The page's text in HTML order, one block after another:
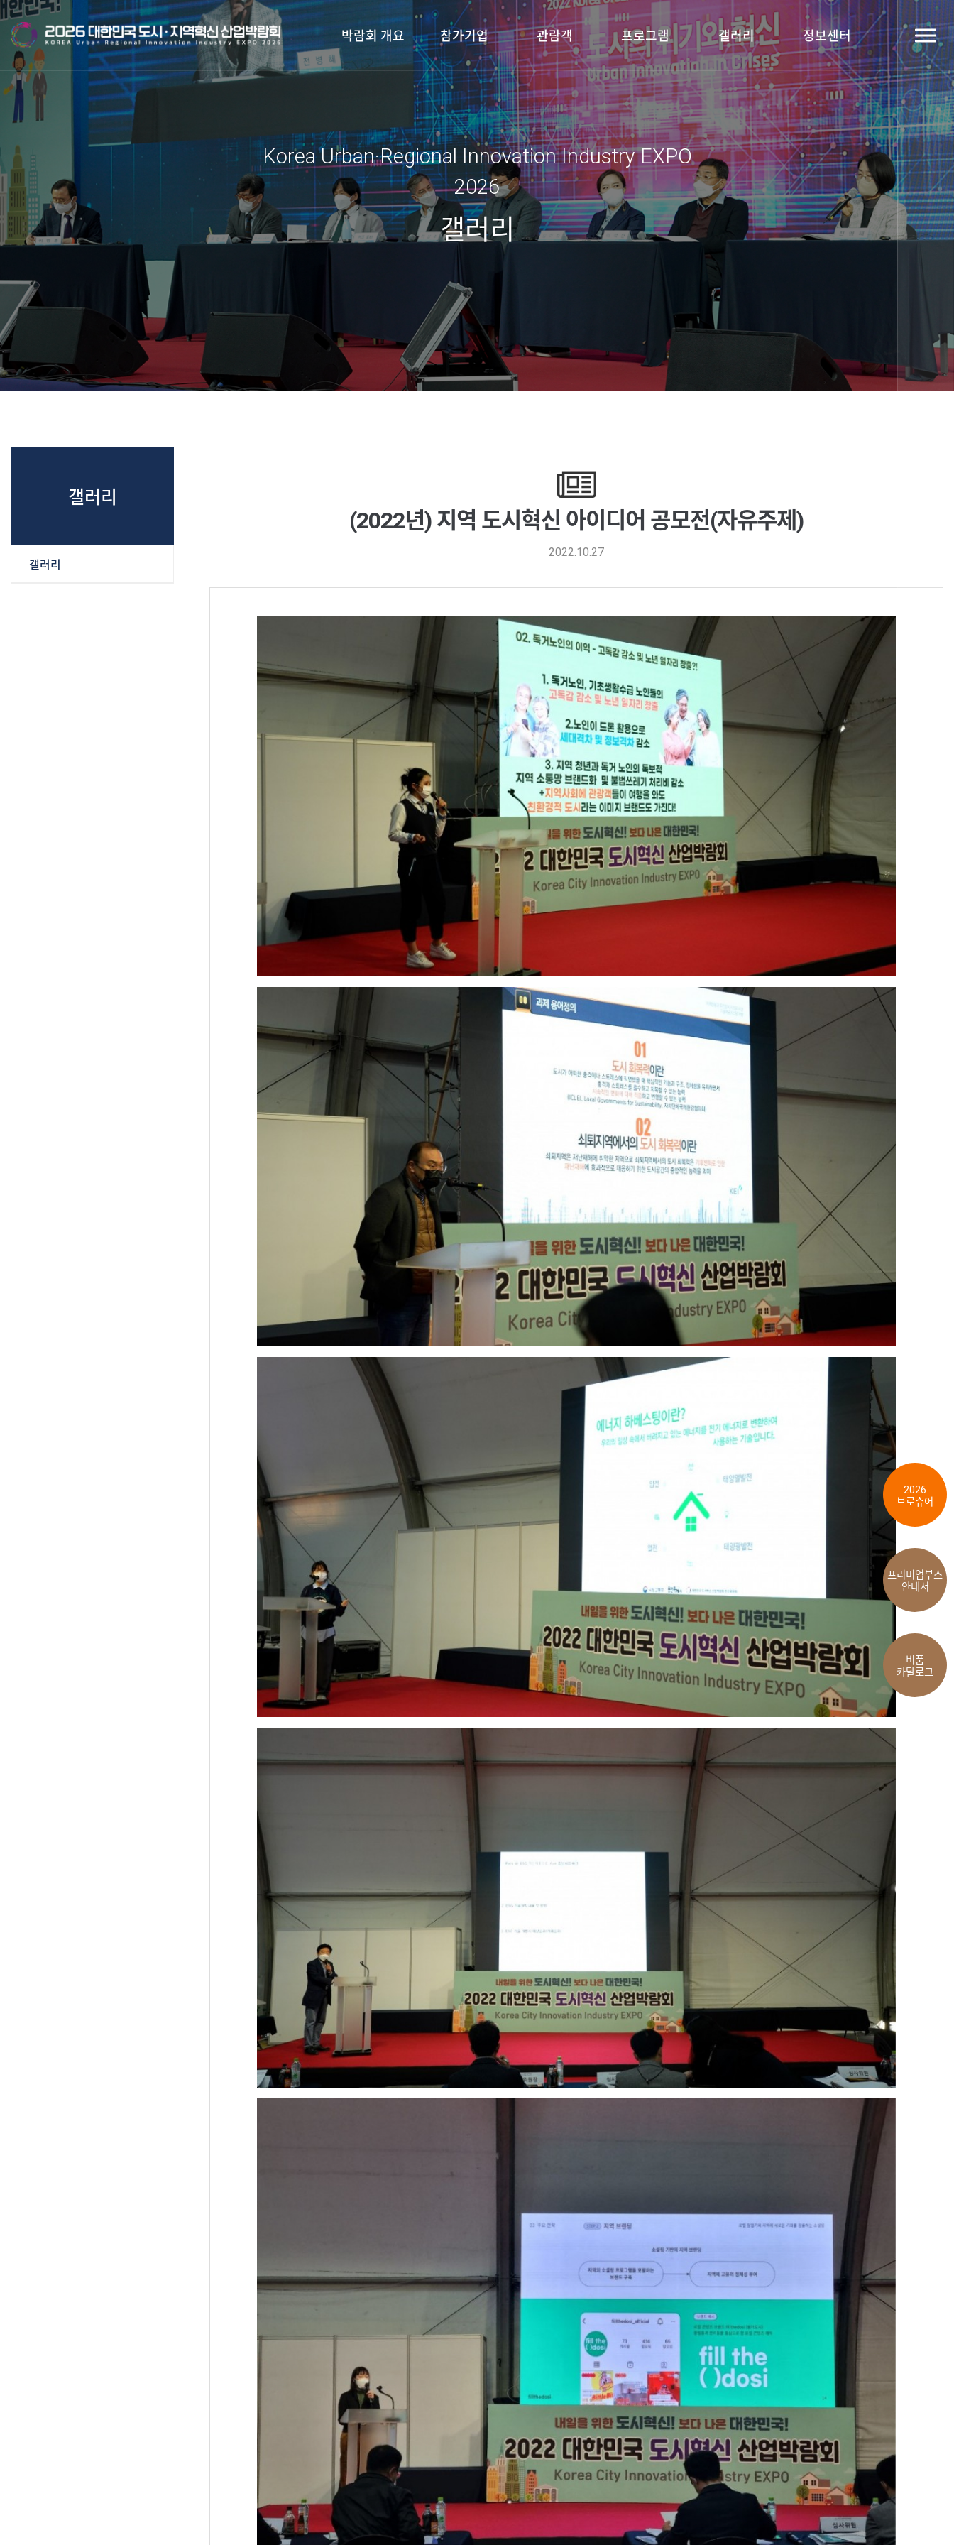
2026
브로슈어
프리미엄부스
안내서
비품
카달로그
박람회 개요 참가기업 관람객 프로그램 갤러리 정보센터
Korea Urban·Regional Innovation Industry EXPO
2026
갤러리
갤러리
갤러리
(2022년) 지역 도시혁신 아이디어 공모전(자유주제)
2022.10.27